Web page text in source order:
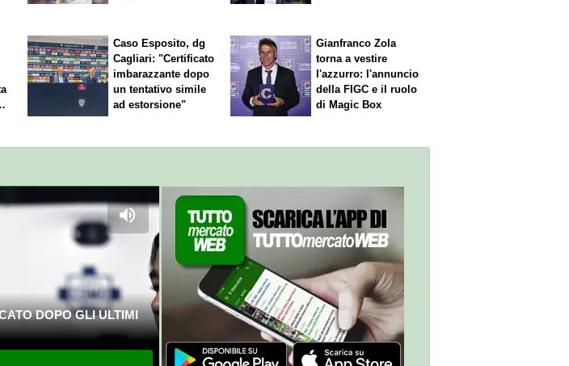
Caso Esposito, dg
Cagliari: "Certificato
imbarazzante dopo
un tentativo simile
ad estorsione"
Gianfranco Zola
torna a vestire
l'azzurro: l'annuncio
della FIGC e il ruolo
di Magic Box
DOPO GLI ULTIMI